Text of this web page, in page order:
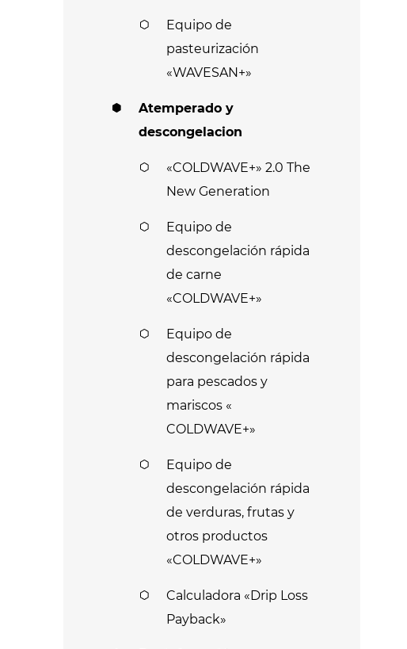
Equipo de
pasteurización
«WAVESAN+»
Atemperado y
descongelacion
«COLDWAVE+» 2.0 The
New Generation
Equipo de
descongelación rápida
de carne
«COLDWAVE+»
Equipo de
descongelación rápida
para pescados y
mariscos «
COLDWAVE+»
Equipo de
descongelación rápida
de verduras, frutas y
otros productos
«COLDWAVE+»
Calculadora «Drip Loss
Payback»